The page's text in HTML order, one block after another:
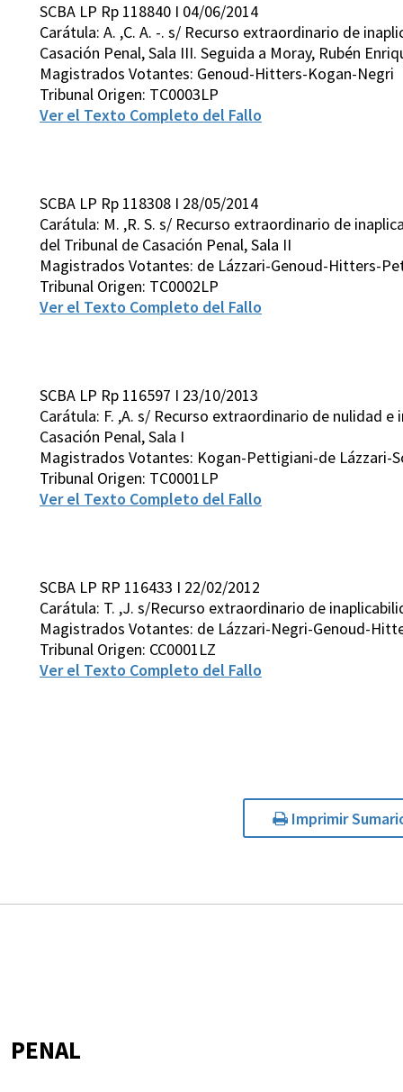
SCBA LP Rp 118840 I 04/06/2014
Carátula: A. ,C. A. -. s/ Recurso extraordinario de
Casación Penal, Sala III. Seguida a Moray, Rubén
Magistrados Votantes: Genoud-Hitters-Kogan-Negri
Tribunal Origen: TC0003LP
Ver el Texto Completo del Fallo
SCBA LP Rp 118308 I 28/05/2014
Carátula: M. ,R. S. s/ Recurso extraordinario de
del Tribunal de Casación Penal, Sala II
Magistrados Votantes: de Lázzari-Genoud-Hitters-
Tribunal Origen: TC0002LP
Ver el Texto Completo del Fallo
SCBA LP Rp 116597 I 23/10/2013
Carátula: F. ,A. s/ Recurso extraordinario de nulidad
Casación Penal, Sala I
Magistrados Votantes: Kogan-Pettigiani-de Lázzari-
Tribunal Origen: TC0001LP
Ver el Texto Completo del Fallo
SCBA LP RP 116433 I 22/02/2012
Carátula: T. ,J. s/Recurso extraordinario de
Magistrados Votantes: de Lázzari-Negri-Genoud-
Tribunal Origen: CC0001LZ
Ver el Texto Completo del Fallo
Imprimir
PENAL